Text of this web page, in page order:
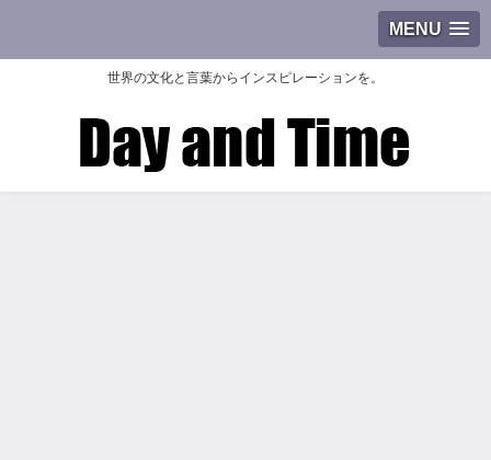
MENU
世界の文化と言葉からインスピレーションを。